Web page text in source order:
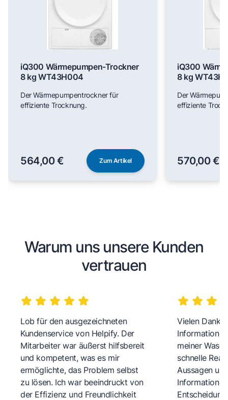
iQ300 Wärmepumpen-Trockner
8 kg WT43H004
Der Wärmepumpentrockner für
effiziente Trocknung.
564,00 € Zum Artikel
iQ300
8 kg
Der
effiziente
570,00 €
Warum uns unsere Kunden
vertrauen
Lob für den ausgezeichneten
Kundenservice von Helpify. Der
Mitarbeiter war äußerst hilfsbereit
und kompetent, was es mir
ermöglichte, das Problem selbst
zu lösen. Ich war beeindruckt von
der Effizienz und Freundlichkeit
Vielen Dank
meiner
schnelle
Aussagen